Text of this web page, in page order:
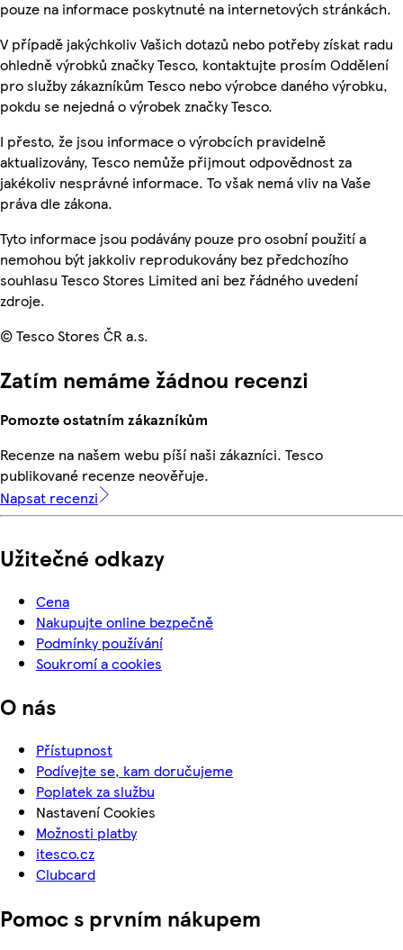
pouze na informace poskytnuté na internetových stránkách.
V případě jakýchkoliv Vašich dotazů nebo potřeby získat radu
ohledně výrobků značky Tesco, kontaktujte prosím Oddělení
pro služby zákazníkům Tesco nebo výrobce daného výrobku,
pokdu se nejedná o výrobek značky Tesco.
I přesto, že jsou informace o výrobcích pravidelně
aktualizovány, Tesco nemůže přijmout odpovědnost za
jakékoliv nesprávné informace. To však nemá vliv na Vaše
práva dle zákona.
Tyto informace jsou podávány pouze pro osobní použití a
nemohou být jakkoliv reprodukovány bez předchozího
souhlasu Tesco Stores Limited ani bez řádného uvedení
zdroje.
© Tesco Stores ČR a.s.
Zatím nemáme žádnou recenzi
Pomozte ostatním zákazníkům
Recenze na našem webu píší naši zákazníci. Tesco
publikované recenze neověřuje.
Napsat recenzi
Užitečné odkazy
Cena
Nakupujte online bezpečně
Podmínky používání
Soukromí a cookies
O nás
Přístupnost
Podívejte se, kam doručujeme
Poplatek za službu
Nastavení Cookies
Možnosti platby
itesco.cz
Clubcard
Pomoc s prvním nákupem